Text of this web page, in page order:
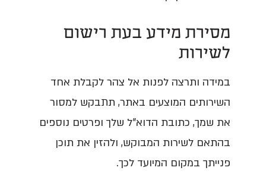
מסירת מידע בעת רישום
לשירות
במידה ותרצה לפנות אל צהר לקבלת אחד
השירותים המוצעים באתר, תתבקש למסור
את שמך, כתובת הדוא"ל שלך ופרטים נוספים
בהתאם לשירות המבוקש, ולהזין את תוכן
פנייתך במקום המיועד לכך.